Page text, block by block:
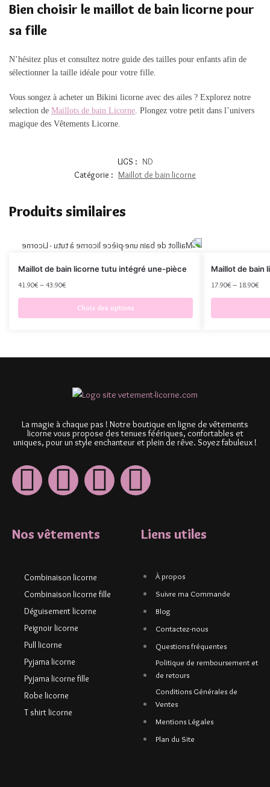
Bien choisir le maillot de bain licorne pour
sa fille
N’hésitez plus et consultez notre guide des tailles pour enfants afin de
sélectionner la taille idéale pour votre fille.
Vous songez à acheter un Bikini licorne avec des ailes ? Explorez notre
selection de Maillots de bain Licorne. Plongez votre petit dans l’univers
magique des Vêtements Licorne.
UGS : ND
Catégorie : Maillot de bain licorne
Produits similaires
Maillot de bain licorne tutu intégré une-pièce
41.90€ – 43.90€
Choix des options
Maillot de bain
17.90€ – 18.90€
La magie à chaque pas ! Notre boutique en ligne de vêtements
licorne vous propose des tenues féériques, confortables et
uniques, pour un style enchanteur et plein de rêve. Soyez fabuleux !
Nos vêtements
Combinaison licorne
Combinaison licorne fille
Déguisement licorne
Peignoir licorne
Pull licorne
Pyjama licorne
Pyjama licorne fille
Robe licorne
T shirt licorne
Liens utiles
À propos
Suivre ma Commande
Blog
Contactez-nous
Questions fréquentes
Politique de remboursement et
de retours
Conditions Générales de
Ventes
Mentions Légales
Plan du Site